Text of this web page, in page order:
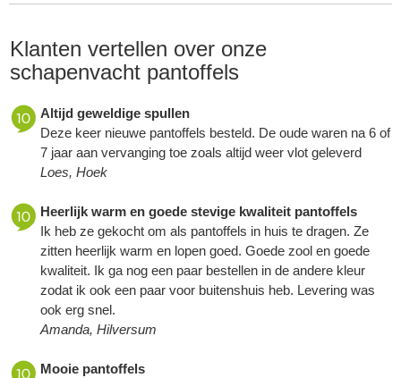
Klanten vertellen over onze
schapenvacht pantoffels
Altijd geweldige spullen
Deze keer nieuwe pantoffels besteld. De oude waren na 6 of
7 jaar aan vervanging toe zoals altijd weer vlot geleverd
Loes, Hoek
Heerlijk warm en goede stevige kwaliteit pantoffels
Ik heb ze gekocht om als pantoffels in huis te dragen. Ze
zitten heerlijk warm en lopen goed. Goede zool en goede
kwaliteit. Ik ga nog een paar bestellen in de andere kleur
zodat ik ook een paar voor buitenshuis heb. Levering was
ook erg snel.
Amanda, Hilversum
Mooie pantoffels